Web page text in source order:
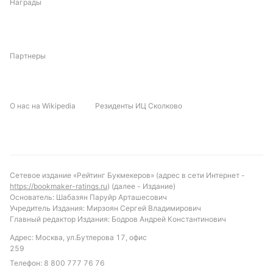
преимущество, «Лацио» выглядит более
смогут забить, остаётся достаточно высокой,
обратить внимание на количество жёлтых
карточек, которые могут быть выше среднего из-
за важности встречи для обеих сторон.
Обновлено:
Автор
Награды
Партнеры
О нас на Wikipedia Резиденты ИЦ Сколково
Сетевое издание «Рейтинг Букмекеров» (адрес в сети Интернет -
https://bookmaker-ratings.ru) (далее - Издание)
Основатель: Шабазян Паруйр Арташесович
Учредитель Издания: Мирзоян Сергей Владимирович
Главный редактор Издания: Бодров Андрей Константинович
Адрес: Москва, ул.Бутлерова 17, офис
259
Телефон: 8 800 777 76 76